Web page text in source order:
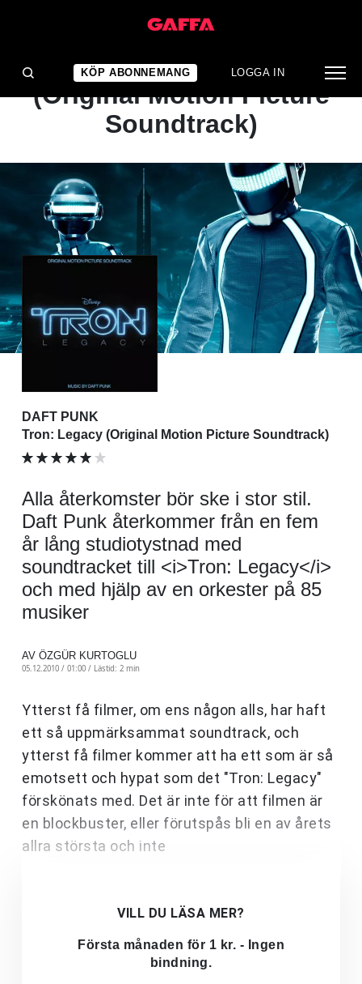
KÖP ABONNEMANG LOGGA IN
ALBUMRECENSION
Daft Punk: Tron: Legacy
(Original Motion Picture
Soundtrack)
DAFT PUNK
Tron: Legacy (Original Motion Picture Soundtrack)
Alla återkomster bör ske i stor stil.
Daft Punk återkommer från en fem
år lång studiotystnad med
soundtracket till <i>Tron: Legacy</i>
och med hjälp av en orkester på 85
musiker
AV ÖZGÜR KURTOGLU
05.12.2010 / 01:00 / Lästid: 2 min
Ytterst få filmer, om ens någon alls, har haft
ett så uppmärksammat soundtrack, och
ytterst få filmer kommer att ha ett som är så
emotsett och hypat som det "Tron: Legacy"
förskönats med. Det är inte för att filmen är
en blockbuster, eller förutspås bli en av årets
allra största och inte
VILL DU LÄSA MER?
Första månaden för 1 kr. - Ingen
bindning.